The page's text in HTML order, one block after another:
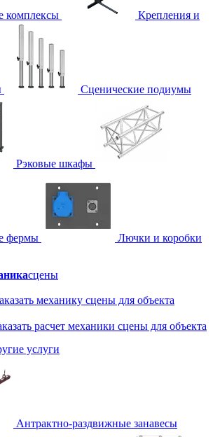
комплексы Крепления и
Сценические подиумы
Рэковые шкафы
фермы Лючки и коробки
сцены
механику сцены для объекта
расчет механики сцены для объекта
услуги
Антрактно-раздвижные занавесы